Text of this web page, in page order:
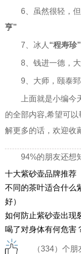
6、虽然很轻，
亨”
7、冰人 “程寿珍”
8、钱进一德，
9、大师，颐泰
上面就是小编
的全部内容,希望可
解更多的话，欢迎收
94%的朋友还想
十大紫砂壶品牌推荐
不同的茶叶适合什么
好）
如何防止紫砂壶出现
喝了对身体有何危害
（334）个